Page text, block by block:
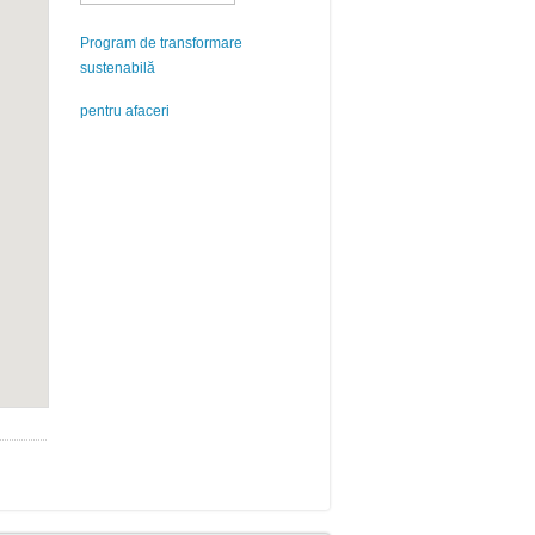
Program de transformare
sustenabilă
pentru afaceri